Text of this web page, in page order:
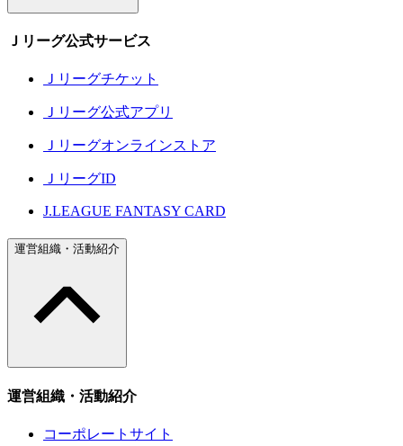
Ｊリーグ公式サービス
Ｊリーグチケット
Ｊリーグ公式アプリ
Ｊリーグオンラインストア
ＪリーグID
J.LEAGUE FANTASY CARD
運営組織・活動紹介
運営組織・活動紹介
コーポレートサイト